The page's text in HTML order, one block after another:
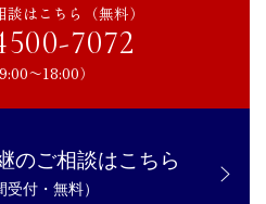
はこちら（無料）
7072
〜18:00）
のご相談はこちら
受付・無料）